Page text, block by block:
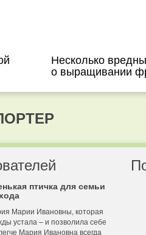
Несколько
о выращивании
птичка для семьи
Марии Ивановны, которая
устала – и позволила себе
Мария Ивановна всегда